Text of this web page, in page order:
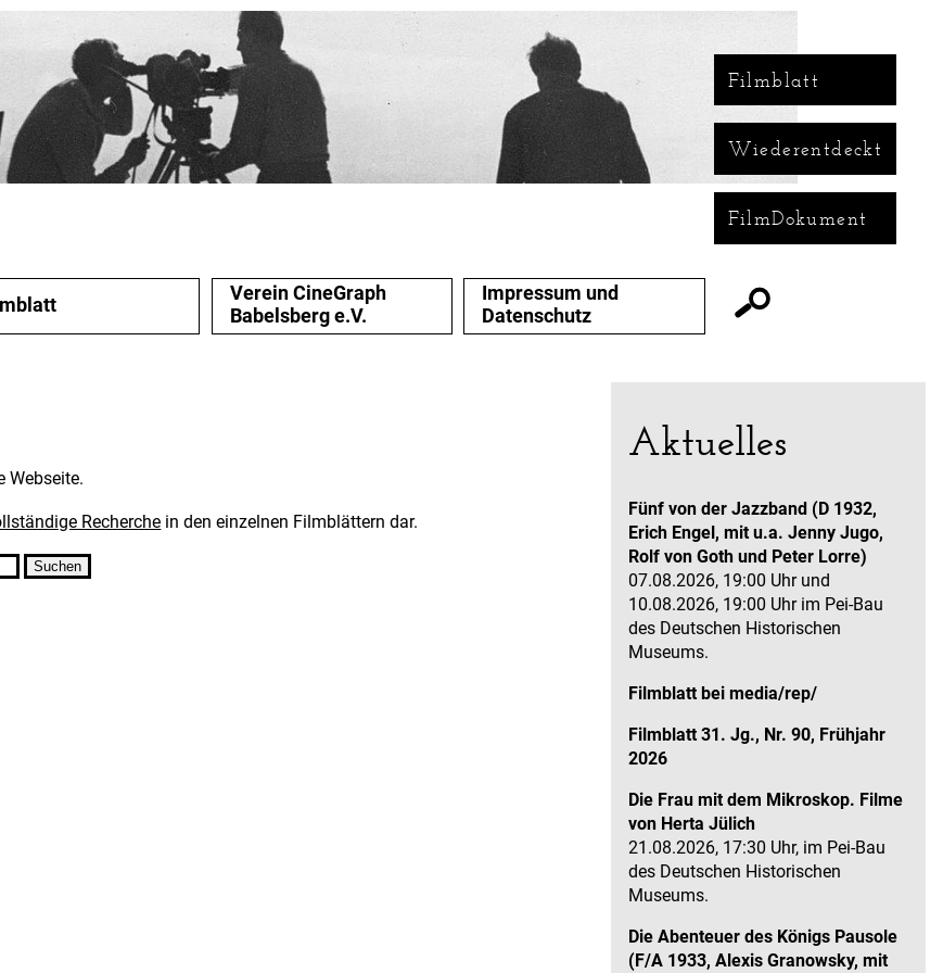
Filmblatt
Wiederentdeckt
FilmDokument
Verein CineGraph
Babelsberg e.V.
Impressum und
Datenschutz
Webseite.
Recherche in den einzelnen Filmblättern dar.
Aktuelles
Fünf von der Jazzband (D 1932,
Erich Engel, mit u.a. Jenny Jugo,
Rolf von Goth und Peter Lorre)
07.08.2026, 19:00 Uhr und
10.08.2026, 19:00 Uhr im Pei-Bau
des Deutschen Historischen
Museums.
Filmblatt bei media/rep/
Filmblatt 31. Jg., Nr. 90, Frühjahr
2026
Die Frau mit dem Mikroskop. Filme
von Herta Jülich
21.08.2026, 17:30 Uhr, im Pei-Bau
des Deutschen Historischen
Museums.
Die Abenteuer des Königs Pausole
(F/A 1933, Alexis Granowsky, mit